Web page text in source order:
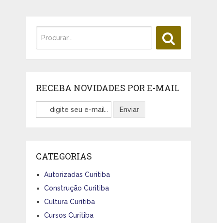
RECEBA NOVIDADES POR E-MAIL
CATEGORIAS
Autorizadas Curitiba
Construção Curitiba
Cultura Curitiba
Cursos Curitiba